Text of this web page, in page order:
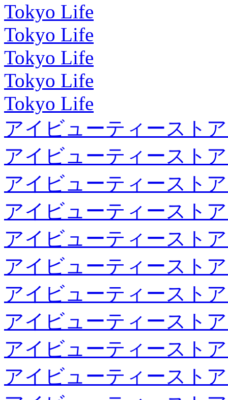
Tokyo Life
Tokyo Life
Tokyo Life
Tokyo Life
Tokyo Life
アイビューティースト
アイビューティースト
アイビューティースト
アイビューティースト
アイビューティースト
アイビューティースト
アイビューティースト
アイビューティースト
アイビューティースト
アイビューティースト